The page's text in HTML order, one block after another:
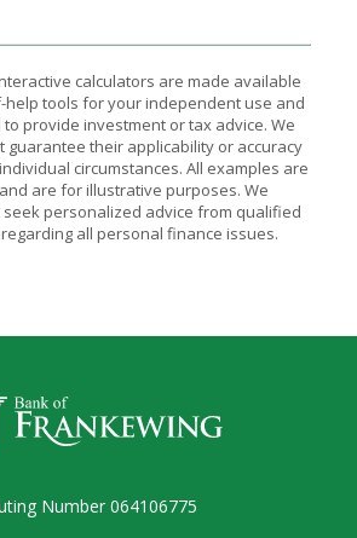
calculators are made available
help tools for your independent use and
provide investment or tax advice. We
guarantee their applicability or accuracy
circumstances. All examples are
are for illustrative purposes. We
personalized advice from qualified
all personal finance issues.
Frankewing
Number 064106775